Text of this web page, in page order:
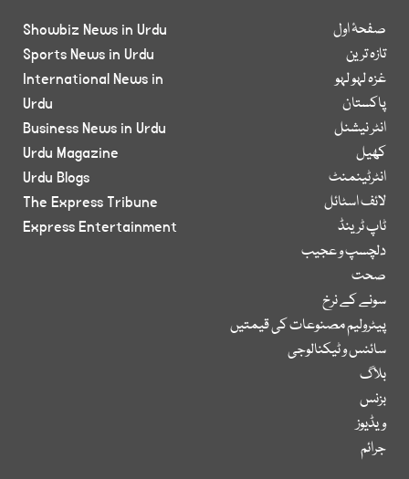
صفحۂ اول
تازہ ترین
غزہ لہو لہو
پاکستان
انٹر نیشنل
کھیل
انٹرٹینمنٹ
لائف اسٹائل
ٹاپ ٹرینڈ
دلچسپ و عجیب
صحت
سونے کے نرخ
پیٹرولیم مصنوعات کی قیمتیں
سائنس و ٹیکنالوجی
بلاگ
بزنس
ویڈیوز
جرائم
Showbiz News in Urdu
Sports News in Urdu
International News in
Urdu
Business News in Urdu
Urdu Magazine
Urdu Blogs
The Express Tribune
Express Entertainment